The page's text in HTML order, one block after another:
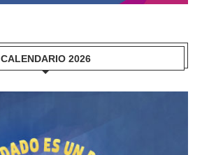
CALENDARIO 2026